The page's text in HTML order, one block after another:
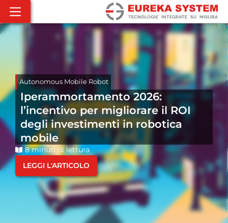
Autonomous Mobile Robot
Iperammortamento 2026:
l’incentivo per migliorare il ROI
degli investimenti in robotica
mobile
8 minuti di lettura
LEGGI L'ARTICOLO